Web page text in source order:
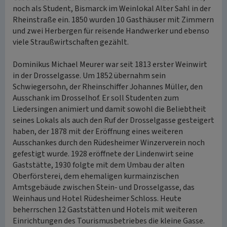
noch als Student, Bismarck im Weinlokal Alter Sahl in der
Rheinstraße ein. 1850 wurden 10 Gasthäuser mit Zimmern
und zwei Herbergen für reisende Handwerker und ebenso
viele Straußwirtschaften gezählt.
Dominikus Michael Meurer war seit 1813 erster Weinwirt
in der Drosselgasse. Um 1852 übernahm sein
Schwiegersohn, der Rheinschiffer Johannes Müller, den
Ausschank im Drosselhof. Er soll Studenten zum
Liedersingen animiert und damit sowohl die Beliebtheit
seines Lokals als auch den Ruf der Drosselgasse gesteigert
haben, der 1878 mit der Eröffnung eines weiteren
Ausschankes durch den Rüdesheimer Winzerverein noch
gefestigt wurde. 1928 eröffnete der Lindenwirt seine
Gaststätte, 1930 folgte mit dem Umbau der alten
Oberförsterei, dem ehemaligen kurmainzischen
Amtsgebäude zwischen Stein- und Drosselgasse, das
Weinhaus und Hotel Rüdesheimer Schloss. Heute
beherrschen 12 Gaststätten und Hotels mit weiteren
Einrichtungen des Tourismusbetriebes die kleine Gasse.